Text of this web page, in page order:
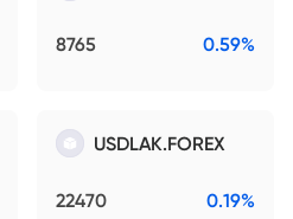
8765 0.59%
USDLAK.FOREX
22470 0.19%